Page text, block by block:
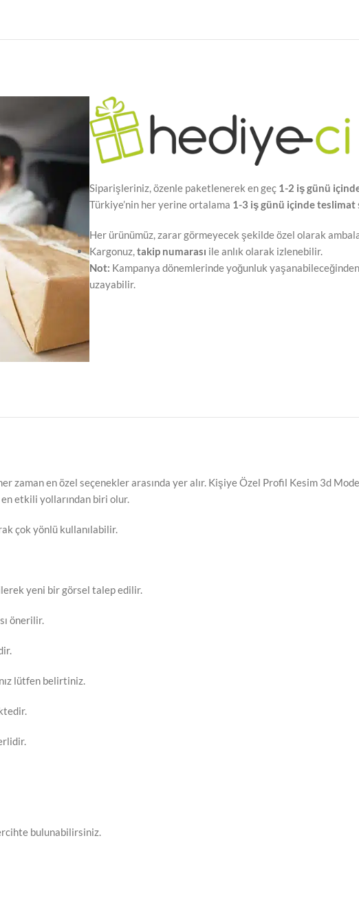
Siparişleriniz, özenle paketlenerek en geç 1-2 iş günü
Türkiye’nin her yerine ortalama 1-3 iş günü içinde teslimat
Her ürünümüz, zarar görmeyecek şekilde özel olarak
Kargonuz,takip numarası ile anlık olarak izlenebilir.
Not: Kampanya dönemlerinde yoğunluk
uzayabilir.
zaman en özel seçenekler arasında yer alır. Kişiye Özel Profil Kesim 3d
etkili yollarından biri olur.
çok yönlü kullanılabilir.
yeni bir görsel talep edilir.
önerilir.
lütfen belirtiniz.
bulunabilirsiniz.